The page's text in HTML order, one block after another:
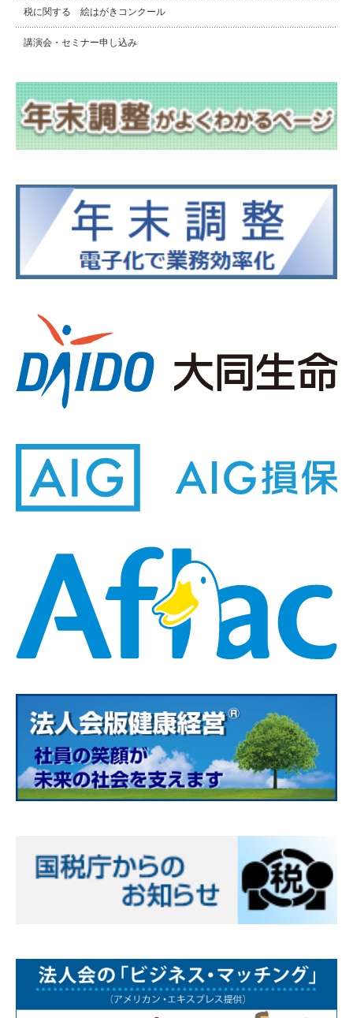
税に関する 絵はがきコンクール
講演会・セミナー申し込み